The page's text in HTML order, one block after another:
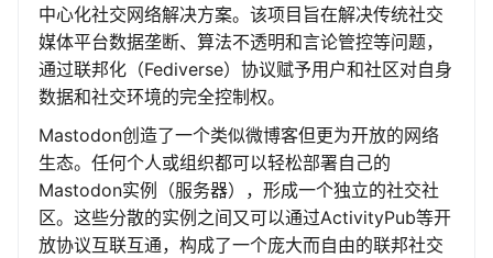
中心化社交网络解决方案。该项目旨在解决传统社交
媒体平台数据垄断、算法不透明和言论管控等问题，
通过联邦化（Fediverse）协议赋予用户和社区对自身
数据和社交环境的完全控制权。
Mastodon创造了一个类似微博客但更为开放的网络
生态。任何个人或组织都可以轻松部署自己的
Mastodon实例（服务器），形成一个独立的社交社
区。这些分散的实例之间又可以通过ActivityPub等开
放协议互联互通，构成了一个庞大而自由的联邦社交